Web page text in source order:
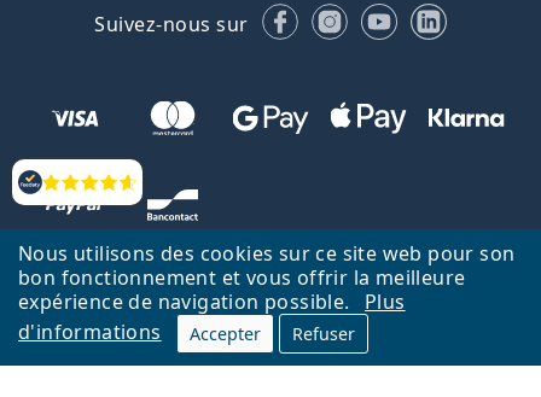
Nous utilisons des cookies sur ce site web pour son
bon fonctionnement et vous offrir la meilleure
expérience de navigation possible.
Plus
d'informations
Accepter Refuser
Évaluation
Suivez-nous sur FacebookInstagram
YouTubeLinkedIn
Retour à la page d'accueil Haut
Nederlands